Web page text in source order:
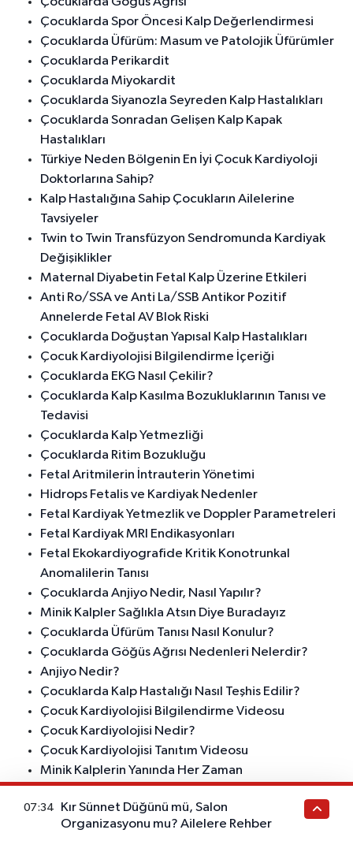
Çocuklarda Spor Öncesi Kalp Değerlendirmesi
Çocuklarda Üfürüm: Masum ve Patolojik Üfürümler
Çocuklarda Perikardit
Çocuklarda Miyokardit
Çocuklarda Siyanozla Seyreden Kalp Hastalıkları
Çocuklarda Sonradan Gelişen Kalp Kapak
Hastalıkları
Türkiye Neden Bölgenin En İyi Çocuk Kardiyoloji
Doktorlarına Sahip?
Kalp Hastalığına Sahip Çocukların Ailelerine
Tavsiyeler
Twin to Twin Transfüzyon Sendromunda Kardiyak
Değişiklikler
Maternal Diyabetin Fetal Kalp Üzerine Etkileri
Anti Ro/SSA ve Anti La/SSB Antikor Pozitif
Annelerde Fetal AV Blok Riski
Çocuklarda Doğuştan Yapısal Kalp Hastalıkları
Çocuk Kardiyolojisi Bilgilendirme İçeriği
Çocuklarda EKG Nasıl Çekilir?
Çocuklarda Kalp Kasılma Bozukluklarının Tanısı ve
Tedavisi
Çocuklarda Kalp Yetmezliği
Çocuklarda Ritim Bozukluğu
Fetal Aritmilerin İntrauterin Yönetimi
Hidrops Fetalis ve Kardiyak Nedenler
Fetal Kardiyak Yetmezlik ve Doppler Parametreleri
Fetal Kardiyak MRI Endikasyonları
Fetal Ekokardiyografide Kritik Konotrunkal
Anomalilerin Tanısı
Çocuklarda Anjiyo Nedir, Nasıl Yapılır?
Minik Kalpler Sağlıkla Atsın Diye Buradayız
Çocuklarda Üfürüm Tanısı Nasıl Konulur?
Çocuklarda Göğüs Ağrısı Nedenleri Nelerdir?
Anjiyo Nedir?
Çocuklarda Kalp Hastalığı Nasıl Teşhis Edilir?
Çocuk Kardiyolojisi Bilgilendirme Videosu
Çocuk Kardiyolojisi Nedir?
Çocuk Kardiyolojisi Tanıtım Videosu
Minik Kalplerin Yanında Her Zaman
Kardiyoloji ve Kalp Damar Cerrahisi Arasındaki Fark
Çocuklarda Kalp Atışı Kaç Olmalı?
Sağlıkla Atan Minik Kalpler İçin Buradayız
07:34
Kır Sünnet Düğünü mü, Salon
Organizasyonu mu? Ailelere Rehber